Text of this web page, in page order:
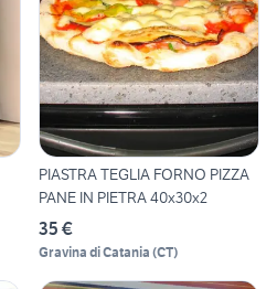
PIASTRA TEGLIA FORNO PIZZA
PANE IN PIETRA 40x30x2
35 €
Gravina di Catania (CT)